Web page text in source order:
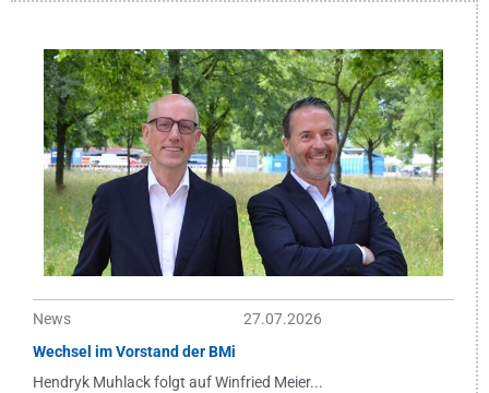
News
27.07.2026
Wechsel im Vorstand der BMi
Hendryk Muhlack folgt auf Winfried Meier...